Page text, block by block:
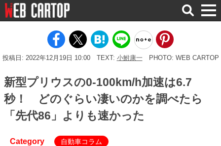
検
索
投稿日: 2022年12月19日 10:00 TEXT: 小鮒康一 PHOTO: WEB CARTOP
新型プリウスの0-100km/h加速は6.7
秒！ どのぐらい凄いのかを調べたら
「先代86」よりも速かった
Category 自動車コラム